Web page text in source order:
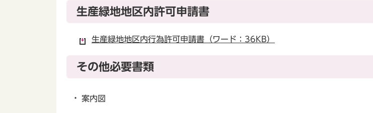
生産緑地地区内許可申請書
生産緑地地区内行為許可申請書（ワード：36KB）
その他必要書類
案内図